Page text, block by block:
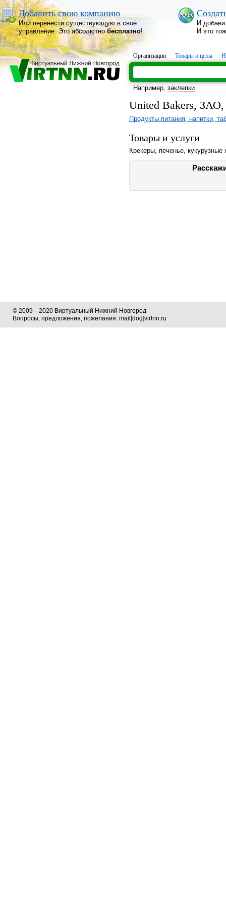
Добавить свою компанию
Или перенести существующую в своё
управление. Это абсолютнобесплатно!
И
И это
Организации Товары и цены
Например, заклепки
United Bakers, ЗАО,
Продукты питания, напитки,
Товары и услуги
Крекеры, печенье,
© 2009—2020 Виртуальный Нижний Новгород
Вопросы, предложения, пожелания: mail[dog]virtnn.ru